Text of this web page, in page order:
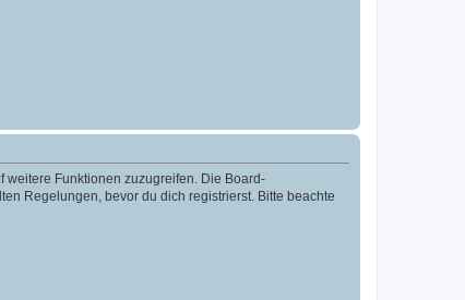
weitere Funktionen zuzugreifen. Die Board-
Regelungen, bevor du dich registrierst. Bitte beachte